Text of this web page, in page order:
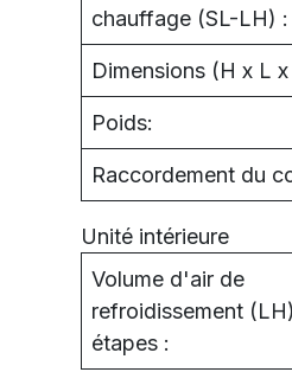
chauffage (SL-LH) :
Dimensions (H x L x
Poids:
Raccordement du
Unité intérieure
Volume d'air de
refroidissement
étapes :